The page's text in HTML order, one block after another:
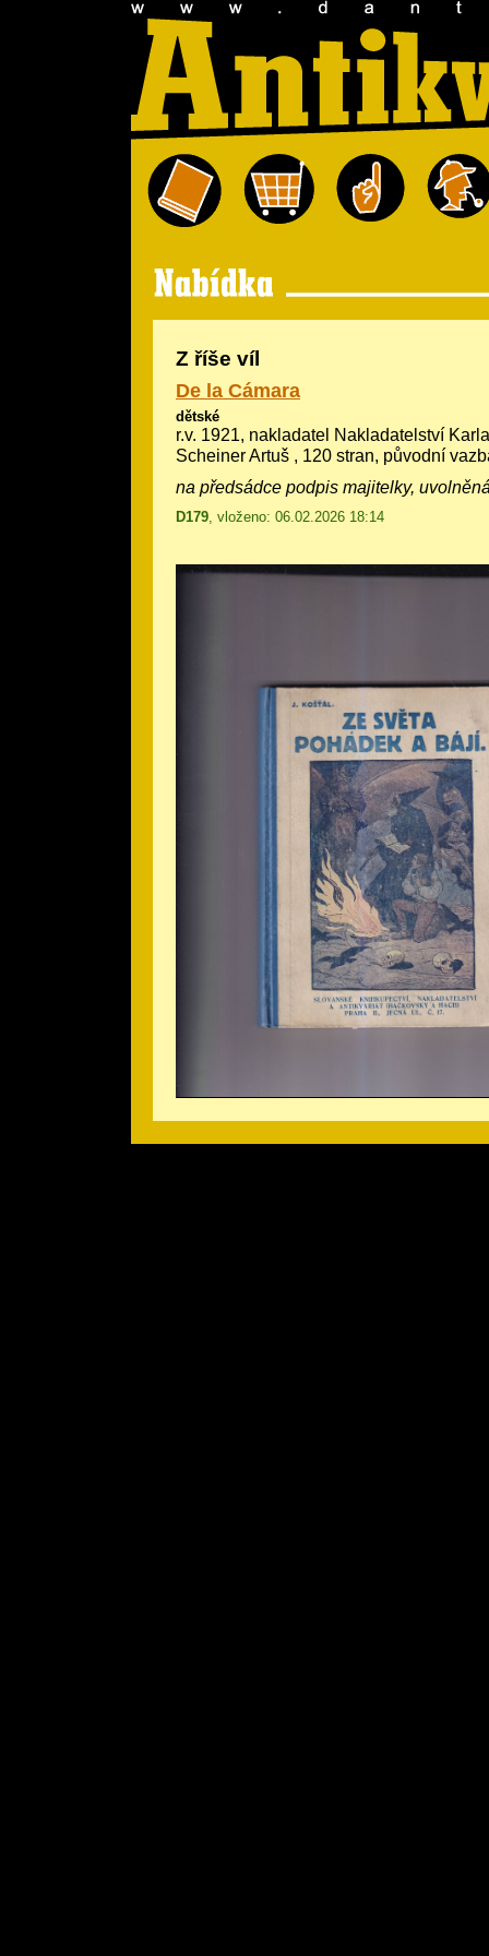
Z říše víl
De la Cámara
dětské
r.v. 1921, nakladatel Nakladatelství
Scheiner Artuš , 120 stran, původní
na předsádce podpis majitelky,
D179, vloženo: 06.02.2026 18:14